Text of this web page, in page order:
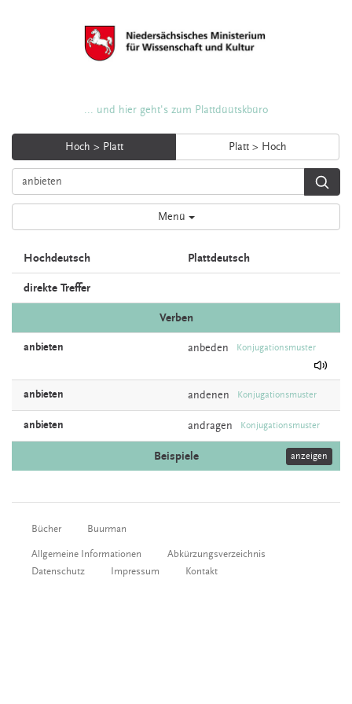
... und hier geht's zum Plattdüütskbüro
Hoch > Platt Platt > Hoch
Menü
Hochdeutsch Plattdeutsch
direkte Treffer
Verben
anbieten anbeden Konjugationsmuster
anbieten andenen Konjugationsmuster
anbieten andragen Konjugationsmuster
Beispiele anzeigen
Bücher Buurman
Allgemeine Informationen
Abkürzungsverzeichnis
Datenschutz
Impressum Kontakt